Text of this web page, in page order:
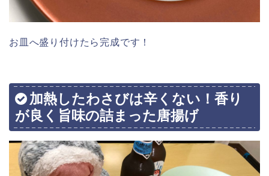
お皿へ盛り付けたら完成です！
加熱したわさびは辛くない！香り
が良く旨味の詰まった唐揚げ